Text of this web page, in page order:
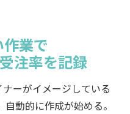
業で
注率を記録
ーがイメージしている
動的に作成が始める。